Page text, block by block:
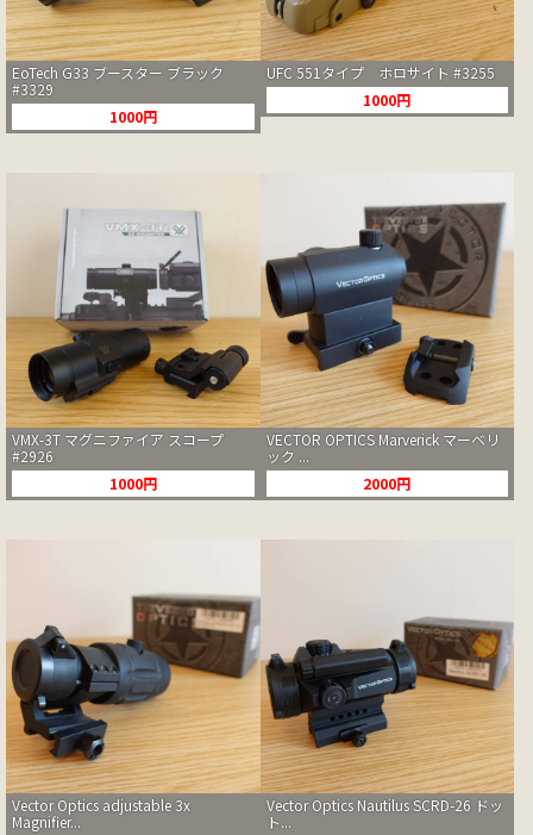
EoTech G33 ブースター ブラック
#3329
1000円
UFC 551タイプ ホロサイト #3255
1000円
VMX-3T マグニファイア スコープ
#2926
1000円
VECTOR OPTICS Marverick マーベリ
ック ...
2000円
Vector Optics adjustable 3x
Magnifier...
Vector Optics Nautilus SCRD-26 ドッ
ト...